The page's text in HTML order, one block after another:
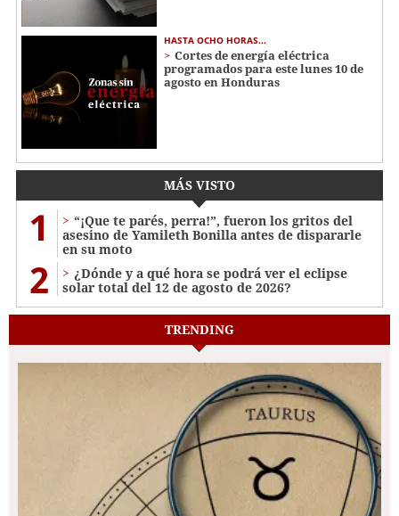
HASTA OCHO HORAS...
Cortes de energía eléctrica
programados para este lunes 10 de
agosto en Honduras
MÁS VISTO
1
“¡Que te parés, perra!”, fueron los gritos del
asesino de Yamileth Bonilla antes de dispararle
en su moto
2
¿Dónde y a qué hora se podrá ver el eclipse
solar total del 12 de agosto de 2026?
TRENDING